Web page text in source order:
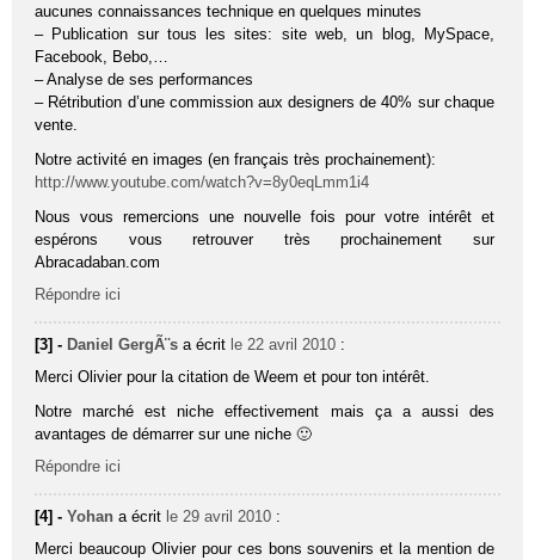
aucunes connaissances technique en quelques minutes
– Publication sur tous les sites: site web, un blog, MySpace,
Facebook, Bebo,…
– Analyse de ses performances
– Rétribution d’une commission aux designers de 40% sur chaque
vente.
Notre activité en images (en français très prochainement):
http://www.youtube.com/watch?v=8y0eqLmm1i4
Nous vous remercions une nouvelle fois pour votre intérêt et
espérons vous retrouver très prochainement sur
Abracadaban.com
Répondre ici
[3] - Daniel GergÃ¨s a écrit le 22 avril 2010 :
Merci Olivier pour la citation de Weem et pour ton intérêt.
Notre marché est niche effectivement mais ça a aussi des
avantages de démarrer sur une niche 🙂
Répondre ici
[4] -Yohan a écrit le 29 avril 2010 :
Merci beaucoup Olivier pour ces bons souvenirs et la mention de